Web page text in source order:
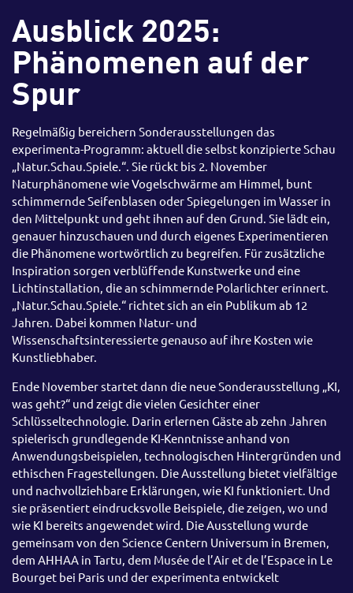
Ausblick 2025:
Phänomenen auf der
Spur
Regelmäßig bereichern Sonderausstellungen das
experimenta-Programm: aktuell die selbst konzipierte Schau
„Natur.Schau.Spiele.“. Sie rückt bis 2. November
Naturphänomene wie Vogelschwärme am Himmel, bunt
schimmernde Seifenblasen oder Spiegelungen im Wasser in
den Mittelpunkt und geht ihnen auf den Grund. Sie lädt ein,
genauer hinzuschauen und durch eigenes Experimentieren
die Phänomene wortwörtlich zu begreifen. Für zusätzliche
Inspiration sorgen verblüffende Kunstwerke und eine
Lichtinstallation, die an schimmernde Polarlichter erinnert.
„Natur.Schau.Spiele.“ richtet sich an ein Publikum ab 12
Jahren. Dabei kommen Natur- und
Wissenschaftsinteressierte genauso auf ihre Kosten wie
Kunstliebhaber.
Ende November startet dann die neue Sonderausstellung „KI,
was geht?“ und zeigt die vielen Gesichter einer
Schlüsseltechnologie. Darin erlernen Gäste ab zehn Jahren
spielerisch grundlegende KI-Kenntnisse anhand von
Anwendungsbeispielen, technologischen Hintergründen und
ethischen Fragestellungen. Die Ausstellung bietet vielfältige
und nachvollziehbare Erklärungen, wie KI funktioniert. Und
sie präsentiert eindrucksvolle Beispiele, die zeigen, wo und
wie KI bereits angewendet wird. Die Ausstellung wurde
gemeinsam von den Science Centern Universum in Bremen,
dem AHHAA in Tartu, dem Musée de l’Air et de l’Espace in Le
Bourget bei Paris und der experimenta entwickelt